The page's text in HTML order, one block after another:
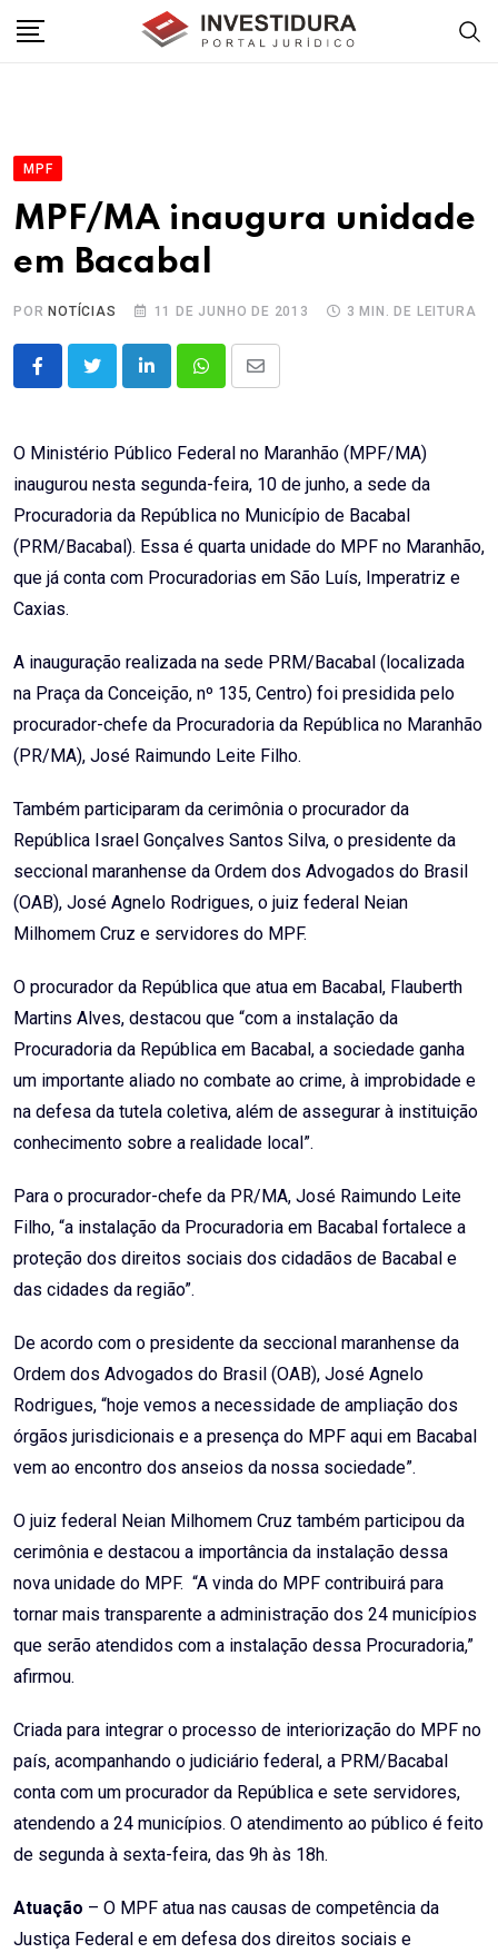
MPF
MPF/MA inaugura unidade
em Bacabal
POR NOTÍCIAS 11 DE JUNHO DE 2013 3 MIN. DE LEITURA
LinkedInWhatsappShare
Email
O Ministério Público Federal no Maranhão (MPF/MA)
inaugurou nesta segunda-feira, 10 de junho, a sede da
Procuradoria da República no Município de Bacabal
(PRM/Bacabal). Essa é quarta unidade do MPF no Maranhão,
que já conta com Procuradorias em São Luís, Imperatriz e
Caxias.
A inauguração realizada na sede PRM/Bacabal (localizada
na Praça da Conceição, nº 135, Centro) foi presidida pelo
procurador-chefe da Procuradoria da República no Maranhão
(PR/MA), José Raimundo Leite Filho.
Também participaram da cerimônia o procurador da
República Israel Gonçalves Santos Silva, o presidente da
seccional maranhense da Ordem dos Advogados do Brasil
(OAB), José Agnelo Rodrigues, o juiz federal Neian
Milhomem Cruz e servidores do MPF.
O procurador da República que atua em Bacabal, Flauberth
Martins Alves, destacou que “com a instalação da
Procuradoria da República em Bacabal, a sociedade ganha
um importante aliado no combate ao crime, à improbidade e
na defesa da tutela coletiva, além de assegurar à instituição
conhecimento sobre a realidade local”.
Para o procurador-chefe da PR/MA, José Raimundo Leite
Filho, “a instalação da Procuradoria em Bacabal fortalece a
proteção dos direitos sociais dos cidadãos de Bacabal e
das cidades da região”.
De acordo com o presidente da seccional maranhense da
Ordem dos Advogados do Brasil (OAB), José Agnelo
Rodrigues, “hoje vemos a necessidade de ampliação dos
órgãos jurisdicionais e a presença do MPF aqui em Bacabal
vem ao encontro dos anseios da nossa sociedade”.
O juiz federal Neian Milhomem Cruz também participou da
cerimônia e destacou a importância da instalação dessa
nova unidade do MPF. “A vinda do MPF contribuirá para
tornar mais transparente a administração dos 24 municípios
que serão atendidos com a instalação dessa Procuradoria,”
afirmou.
Criada para integrar o processo de interiorização do MPF no
país, acompanhando o judiciário federal, a PRM/Bacabal
conta com um procurador da República e sete servidores,
atendendo a 24 municípios. O atendimento ao público é feito
de segunda à sexta-feira, das 9h às 18h.
Atuação – O MPF atua nas causas de competência da
Justiça Federal e em defesa dos direitos sociais e